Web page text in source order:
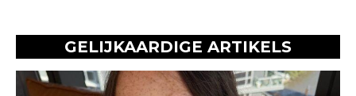
GELIJKAARDIGE ARTIKELS